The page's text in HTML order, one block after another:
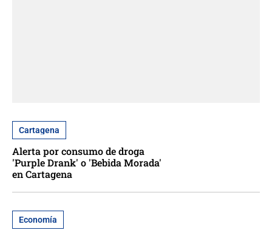
Cartagena
Alerta por consumo de droga
'Purple Drank' o 'Bebida Morada'
en Cartagena
Economía